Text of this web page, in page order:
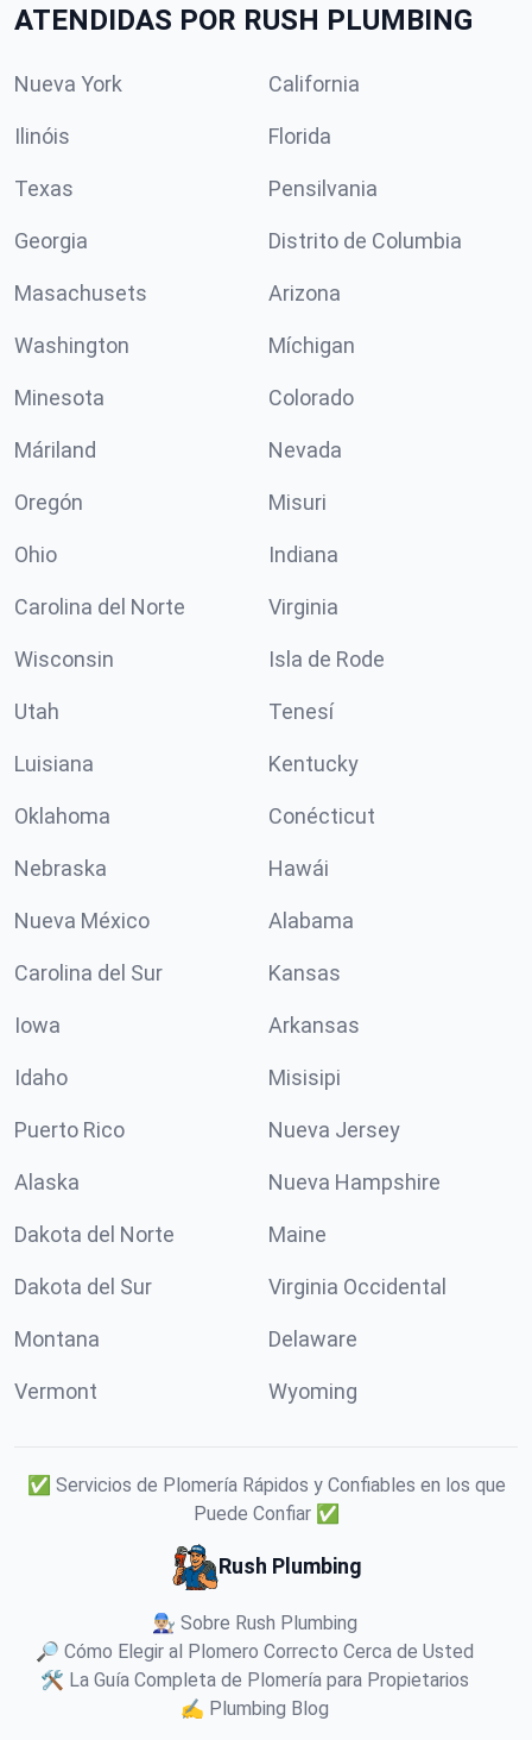
ATENDIDAS POR RUSH PLUMBING
Nueva York California
Ilinóis Florida
Texas Pensilvania
Georgia Distrito de Columbia
Masachusets Arizona
Washington Míchigan
Minesota Colorado
Máriland Nevada
Oregón Misuri
Ohio Indiana
Carolina del Norte Virginia
Wisconsin Isla de Rode
Utah Tenesí
Luisiana Kentucky
Oklahoma Conécticut
Nebraska Hawái
Nueva México Alabama
Carolina del Sur Kansas
Iowa Arkansas
Idaho Misisipi
Puerto Rico Nueva Jersey
Alaska Nueva Hampshire
Dakota del Norte Maine
Dakota del Sur Virginia Occidental
Montana Delaware
Vermont Wyoming
✅ Servicios de Plomería Rápidos y Confiables en los que
Puede Confiar ✅
Rush Plumbing
👨🏼‍🔧 Sobre Rush Plumbing
🔎 Cómo Elegir al Plomero Correcto Cerca de Usted
🛠️ La Guía Completa de Plomería para Propietarios
✍️ Plumbing Blog